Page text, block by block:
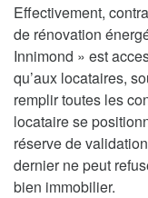
Effectivement,
de rénovation
Innimond » est
qu’aux locataires,
remplir toutes les
locataire se
réserve de
dernier ne peut
bien immobilier.